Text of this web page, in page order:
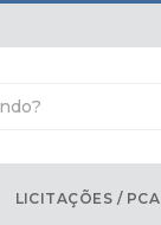
LICITAÇÕES / PCA